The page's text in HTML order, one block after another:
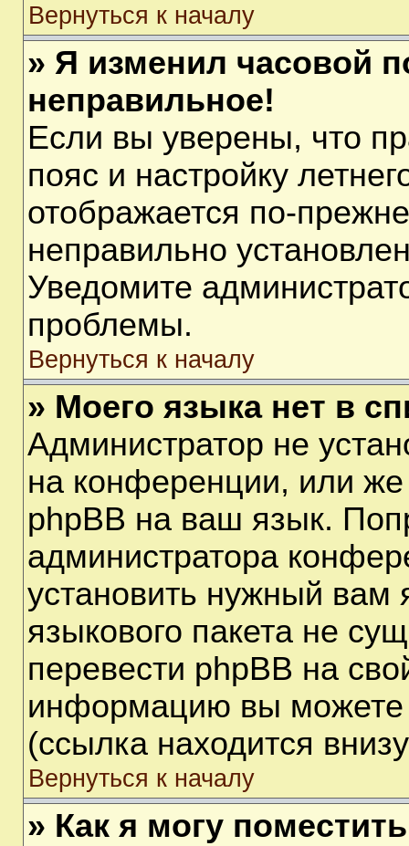
Вернуться к началу
» Я изменил часовой
неправильное!
Если вы уверены, что
пояс и настройку
отображается по-
неправильно
Уведомите
проблемы.
Вернуться к началу
» Моего языка нет в
Администратор не
на конференции, или же
phpBB на ваш язык.
администратора
установить нужный вам
языкового пакета не
перевести phpBB на
информацию вы можете
(ссылка находится
Вернуться к началу
» Как я могу